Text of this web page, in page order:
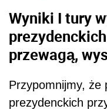
Wyniki I tury
przewagą,
Przypomnijmy, że
prezydenckich